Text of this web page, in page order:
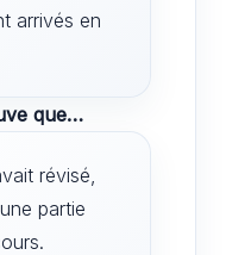
arrivés en
que…
révisé,
partie